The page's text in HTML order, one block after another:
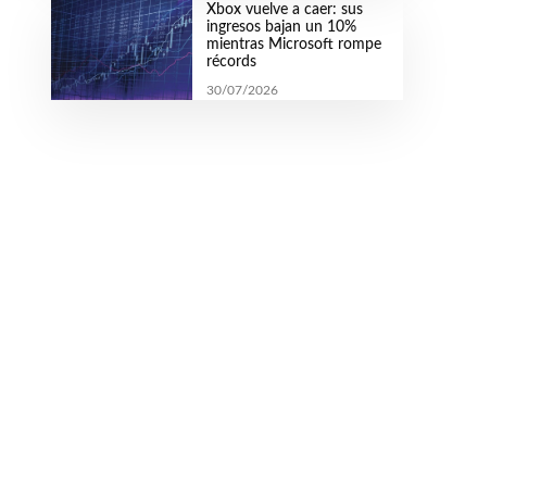
Xbox vuelve a caer: sus
ingresos bajan un 10%
mientras Microsoft rompe
récords
30/07/2026